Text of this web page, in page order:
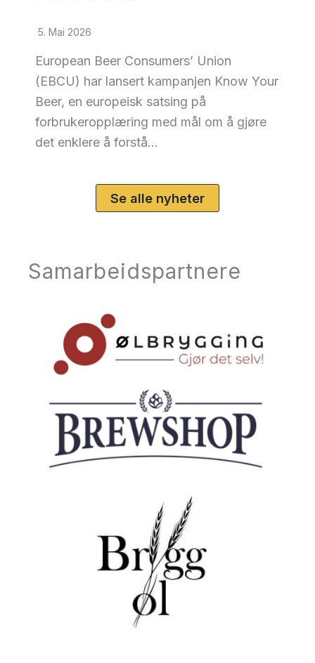
5. Mai 2026
European Beer Consumers’ Union
(EBCU) har lansert kampanjen Know Your
Beer, en europeisk satsing på
forbrukeropplæring med mål om å gjøre
det enklere å forstå…
Se alle nyheter
Samarbeidspartnere